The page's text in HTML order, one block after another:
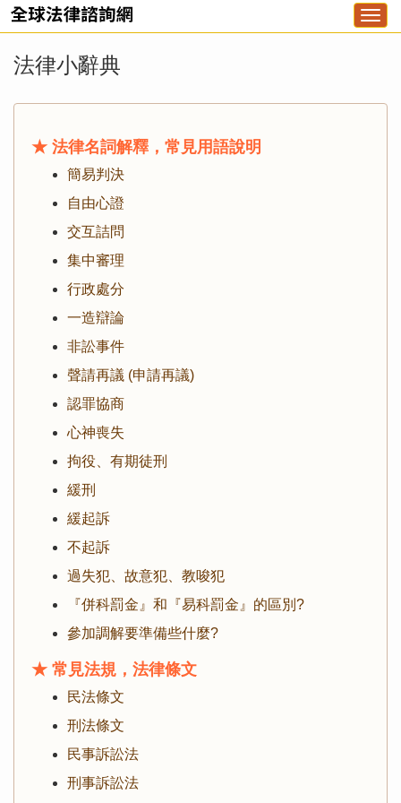
法律小辭典
★ 法律名詞解釋，常見用語說明
簡易判決
自由心證
交互詰問
集中審理
行政處分
一造辯論
非訟事件
聲請再議 (申請再議)
認罪協商
心神喪失
拘役、有期徒刑
緩刑
緩起訴
不起訴
過失犯、故意犯、教唆犯
『併科罰金』和『易科罰金』的區別?
參加調解要準備些什麼?
★ 常見法規，法律條文
民法條文
刑法條文
民事訴訟法
刑事訴訟法